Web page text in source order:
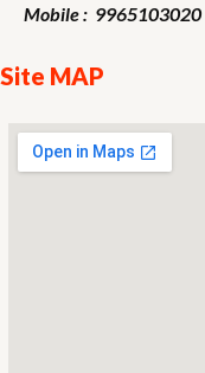
Mobile : 9965103020
Site MAP